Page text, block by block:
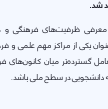
شد.
معرفی ظرفیت‌های فرهنگی و
یکی از مراکز مهم علمی و
گسترده‌تر میان کانون‌های
دانشجویی در سطح ملی باشد.